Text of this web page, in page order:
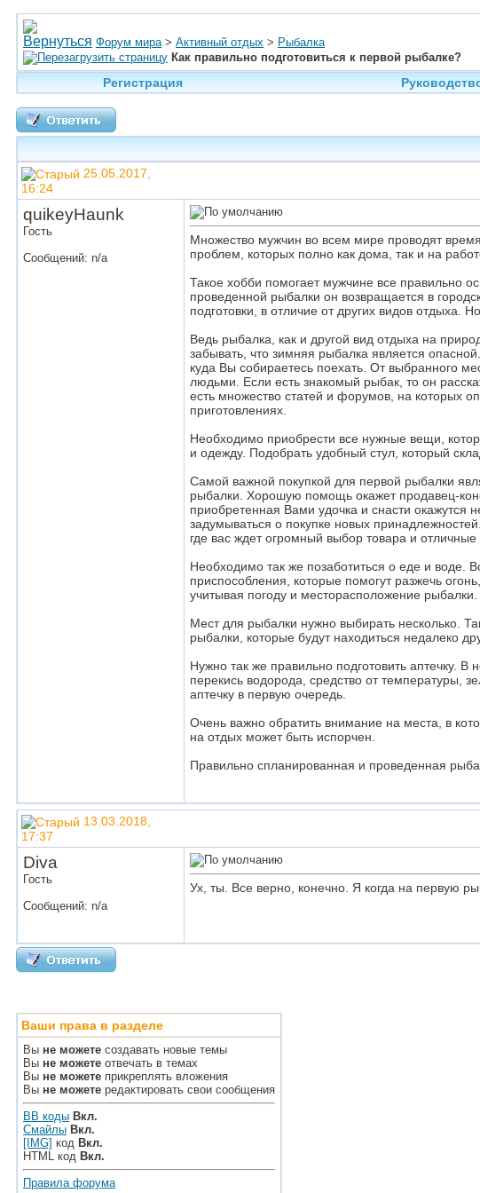
Форум мира > Активный отдых > Рыбалка
Как правильно подготовиться к первой рыбалке?
Регистрация
25.05.2017,
16:24
quikeyHaunk
Гость
Сообщений: n/a
Множество мужчин во всем мире проводят
проблем, которых полно как дома, так и на
Такое хобби помогает мужчине все правильно
проведенной рыбалки он возвращается в
подготовки, в отличие от других видов отдыха.
Ведь рыбалка, как и другой вид отдыха на
забывать, что зимняя рыбалка является
куда Вы собираетесь поехать. От выбранного
людьми. Если есть знакомый рыбак, то он
есть множество статей и форумов, на которых
приготовлениях.
Необходимо приобрести все нужные вещи,
и одежду. Подобрать удобный стул, который
Самой важной покупкой для первой рыбалки
рыбалки. Хорошую помощь окажет продавец-
приобретенная Вами удочка и снасти окажутся
задумываться о покупке новых
где вас ждет огромный выбор товара и отличные
Необходимо так же позаботиться о еде и воде.
приспособления, которые помогут разжечь
учитывая погоду и месторасположение рыбалки.
Мест для рыбалки нужно выбирать несколько.
рыбалки, которые будут находиться недалеко
Нужно так же правильно подготовить аптечку.
перекись водорода, средство от температуры,
аптечку в первую очередь.
Очень важно обратить внимание на места, в
на отдых может быть испорчен.
Правильно спланированная и проведенная
13.03.2018,
17:37
Diva
Гость
Сообщений: n/a
Ух, ты. Все верно, конечно. Я когда на первую
Ваши права в разделе
Вы не можете создавать новые темы
Вы не можете отвечать в темах
Вы не можете прикреплять вложения
Вы не можете редактировать свои сообщения
BB коды Вкл.
Смайлы Вкл.
[IMG] код Вкл.
HTML код Вкл.
Правила форума